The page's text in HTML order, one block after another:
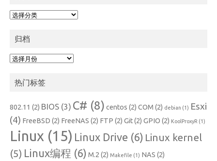
分
归档
归
热门标签
802.11 (2) BIOS (3) C# (8) centos (2) COM (2) debian (1) Esxi
(4) FreeBSD (2) FreeNAS (2) FTP (2) Git(2) GPIO (2) KoolProxyR (1)
Linux (15) Linux Drive (6) Linux kernel
(5) Linux编程 (6) M.2 (2) Makefile (1) NAS (2)